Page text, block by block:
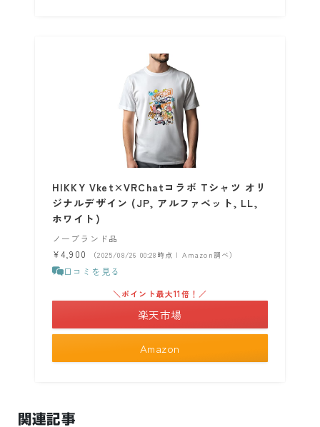
HIKKY Vket×VRChatコラボ Tシャツ オリ
ジナルデザイン (JP, アルファベット, LL,
ホワイト)
ノーブランド品
¥4,900
（2025/08/26 00:28時点 | Amazon調べ）
口コミを見る
Amazon
＼ポイント最大11倍！／
楽天市場
関連記事